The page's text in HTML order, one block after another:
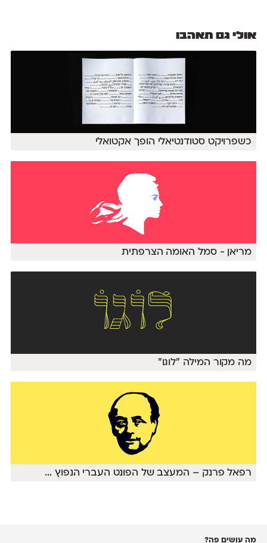
אולי גם תאהבו
כשפרויקט‭ ‬סטודנטיאלי‭ ‬הופך‭ ‬אקטואלי
מריאן - סמל האומה הצרפתית
מה מקור המילה ״לוגו״
רפאל פרנק – המעצב של הפונט העברי הנפוץ ...
מה עושים פה?